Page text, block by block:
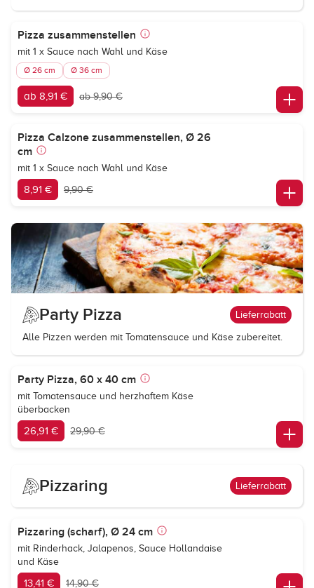
Pizza zusammenstellen
mit 1 x Sauce nach Wahl und Käse
Ø 26 cm Ø 36 cm
ab 8,91 € ab 9,90 €
Pizza Calzone zusammenstellen, Ø 26
cm
mit 1 x Sauce nach Wahl und Käse
8,91 € 9,90 €
Party Pizza Lieferrabatt
Alle Pizzen werden mit Tomatensauce und Käse zubereitet.
Party Pizza, 60 x 40 cm
mit Tomatensauce und herzhaftem Käse
überbacken
26,91 € 29,90 €
Pizzaring Lieferrabatt
Pizzaring (scharf), Ø 24 cm
mit Rinderhack, Jalapenos, Sauce Hollandaise
und Käse
13,41 € 14,90 €